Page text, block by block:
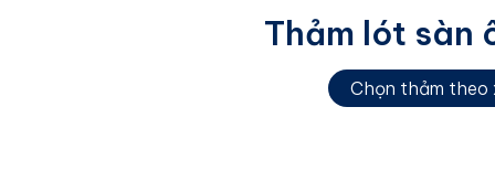
Thảm lót sàn
Chọn thảm theo